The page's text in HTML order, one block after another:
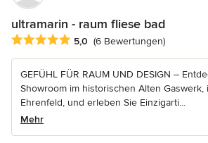
ultramarin - raum fliese bad
Durchschnittliche Bewertung: 5 von 5
5,0 (6 Bewertungen)
GEFÜHL FÜR RAUM UND DESIGN –
Showroom im historischen Alten Gaswerk,
Ehrenfeld, und erleben Sie Einzigarti...
Mehr